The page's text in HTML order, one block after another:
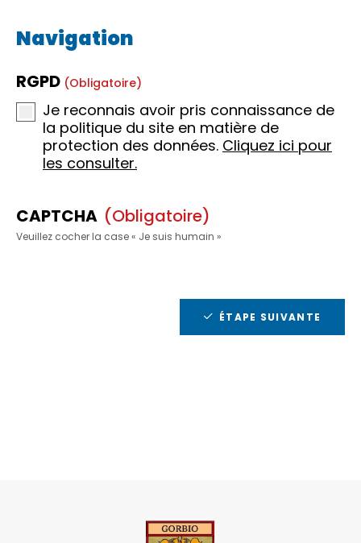
Navigation
RGPD (obligatoire)
Je reconnais avoir pris connaissance de
la politique du site en matière de
protection des données. Cliquez ici pour
les consulter.
CAPTCHA (obligatoire)
Veuillez cocher la case « Je suis humain »
ÉTAPE SUIVANTE